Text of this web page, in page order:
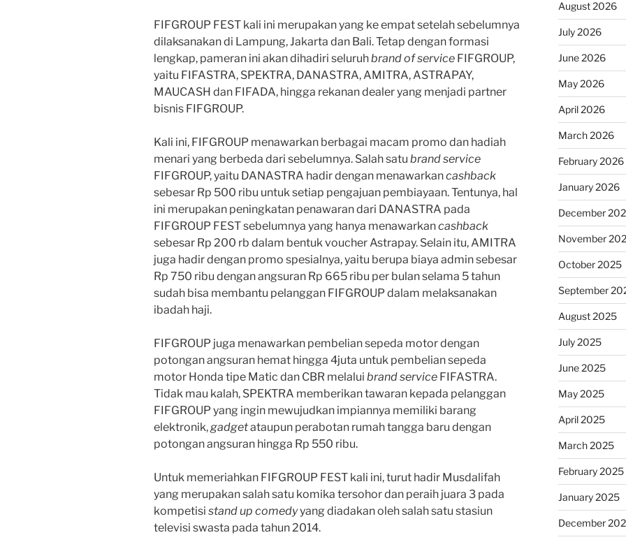
FIFGROUP FEST kali ini merupakan yang ke empat setelah sebelumnya
dilaksanakan di Lampung, Jakarta dan Bali. Tetap dengan formasi
lengkap, pameran ini akan dihadiri seluruhbrand of service FIFGROUP,
yaitu FIFASTRA, SPEKTRA, DANASTRA, AMITRA, ASTRAPAY,
MAUCASH dan FIFADA, hingga rekanan dealer yang menjadi partner
bisnis FIFGROUP.
Kali ini, FIFGROUP menawarkan berbagai macam promo dan hadiah
menari yang berbeda dari sebelumnya. Salah satu brand service
FIFGROUP, yaitu DANASTRA hadir dengan menawarkancashback
sebesar Rp 500 ribu untuk setiap pengajuan pembiayaan. Tentunya, hal
ini merupakan peningkatan penawaran dari DANASTRA pada
FIFGROUP FEST sebelumnya yang hanya menawarkancashback
sebesar Rp 200 rb dalam bentuk voucher Astrapay. Selain itu, AMITRA
juga hadir dengan promo spesialnya, yaitu berupa biaya admin sebesar
Rp 750 ribu dengan angsuran Rp 665 ribu per bulan selama 5 tahun
sudah bisa membantu pelanggan FIFGROUP dalam melaksanakan
ibadah haji.
FIFGROUP juga menawarkan pembelian sepeda motor dengan
potongan angsuran hemat hingga 4juta untuk pembelian sepeda
motor Honda tipe Matic dan CBR melalui brand service FIFASTRA.
Tidak mau kalah, SPEKTRA memberikan tawaran kepada pelanggan
FIFGROUP yang ingin mewujudkan impiannya memiliki barang
elektronik,gadgetataupun perabotan rumah tangga baru dengan
potongan angsuran hingga Rp 550 ribu.
Untuk memeriahkan FIFGROUP FEST kali ini, turut hadir Musdalifah
yang merupakan salah satu komika tersohor dan peraih juara 3 pada
kompetisi stand up comedyyang diadakan oleh salah satu stasiun
televisi swasta pada tahun 2014.
August 2026
July 2026
June 2026
May 2026
April 2026
March 2026
February 2026
January 2026
December
November
October 2025
September
August 2025
July 2025
June 2025
May 2025
April 2025
March 2025
February 2025
January 2025
December